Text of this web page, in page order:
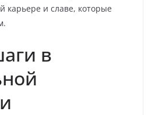
карьере и славе, которые
в